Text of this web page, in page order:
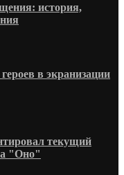
история,
в экранизации
текущий
"Оно"